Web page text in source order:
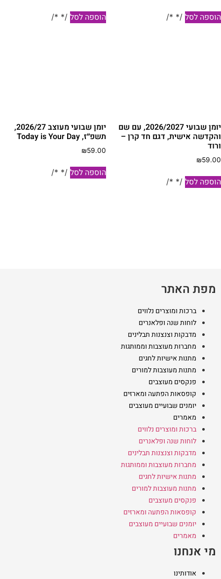
לסל /* */ הוספה לסל /* */
יומן שבועי 2026/2027, עם שם
אישית, דגם חד קרן –
₪
לסל /* */
יומן שבועי מעוצב 2026/27,
תשפ״ז, Today is Your Day
₪59.00
הוספה לסל /* */
מפת האתר
ברכות ומוצרים נלווים
לוחות שנה ופלאנרים
מדבקות וצנצנות תבלינים
מחברות מעוצבות וממותגות
מתנות אישיות לחגים
מתנות מעוצבות למורים
פנקסים מעוצבים
קופסאות הפתעה ומארזים
יומנים שבועיים מעוצבים
מאמרים
ברכות ומוצרים נלווים
לוחות שנה ופלאנרים
מדבקות וצנצנות תבלינים
מחברות מעוצבות וממותגות
מתנות אישיות לחגים
מתנות מעוצבות למורים
פנקסים מעוצבים
קופסאות הפתעה ומארזים
יומנים שבועיים מעוצבים
מאמרים
מי אנחנו
אודותינו